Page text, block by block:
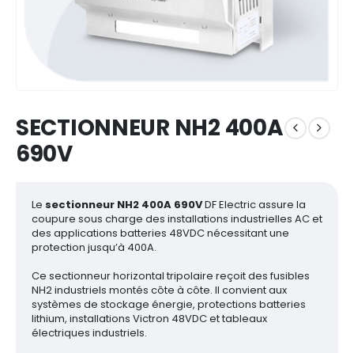
SECTIONNEUR NH2 400A
690V
Le sectionneur NH2 400A 690VDF Electric assure la
coupure sous charge des installations industrielles AC et
des applications batteries 48VDC nécessitant une
protection jusqu’à 400A.
Ce sectionneur horizontal tripolaire reçoit des fusibles
NH2 industriels montés côte à côte. Il convient aux
systèmes de stockage énergie, protections batteries
lithium, installations Victron 48VDC et tableaux
électriques industriels.